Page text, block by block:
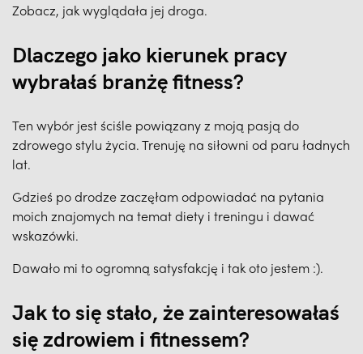
Zobacz, jak wyglądała jej droga.
Dlaczego jako kierunek pracy
wybrałaś branżę fitness?
Ten wybór jest ściśle powiązany z moją pasją do
zdrowego stylu życia. Trenuję na siłowni od paru ładnych
lat.
Gdzieś po drodze zaczęłam odpowiadać na pytania
moich znajomych na temat diety i treningu i dawać
wskazówki.
Dawało mi to ogromną satysfakcję i tak oto jestem :).
Jak to się stało, że zainteresowałaś
się zdrowiem i fitnessem?